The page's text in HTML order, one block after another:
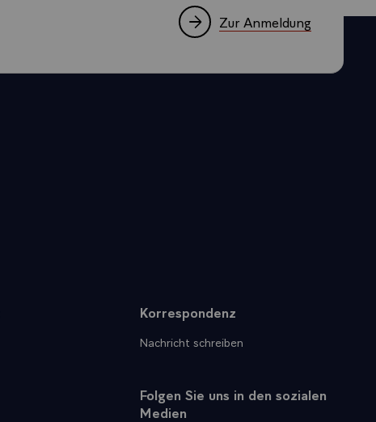
Zur Anmeldung
Korrespondenz
Nachricht schreiben
Folgen Sie uns in den sozialen
Medien